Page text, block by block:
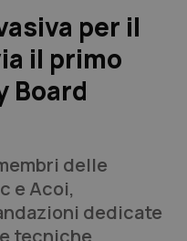
per il
il primo
Board
delle
e Acoi,
dedicate
tecniche